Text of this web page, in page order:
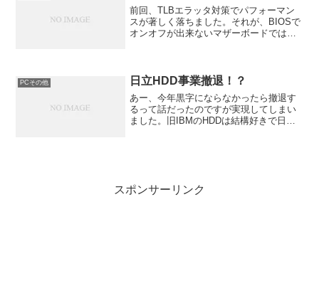
前回、TLBエラッタ対策でパフォーマン
スが著しく落ちました。それが、BIOSで
オンオフが出来ないマザーボードでは昔
PCその他 日立HDD事業撤退！？
あー、今年黒字にならなかったら撤退す
るって話だったのですが実現してしまい
ました。旧IBMのHDDは結構好きで日立
スポンサーリンク